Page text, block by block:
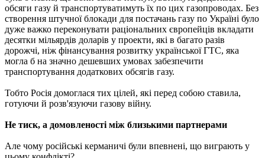
обсяги газу й транспортуватимуть їх по цих газопроводах. Без
створення штучної блокади для постачань газу по Україні було
дуже важко переконувати раціональних європейців вкладати
десятки мільярдів доларів у проекти, які в багато разів
дорожчі, ніж фінансування розвитку української ГТС, яка
могла б на значно дешевших умовах забезпечити
транспортування додаткових обсягів газу.
Тобто Росія домоглася тих цілей, які перед собою ставила,
готуючи й розв'язуючи газову війну.
Не тиск, а домовленості між близькими партнерами
Але чому російські керманичі були впевнені, що виграють у